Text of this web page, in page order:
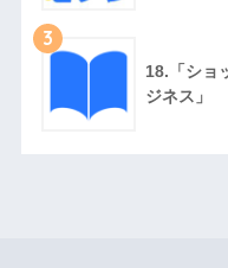
3
18.「ショ
ジネス」